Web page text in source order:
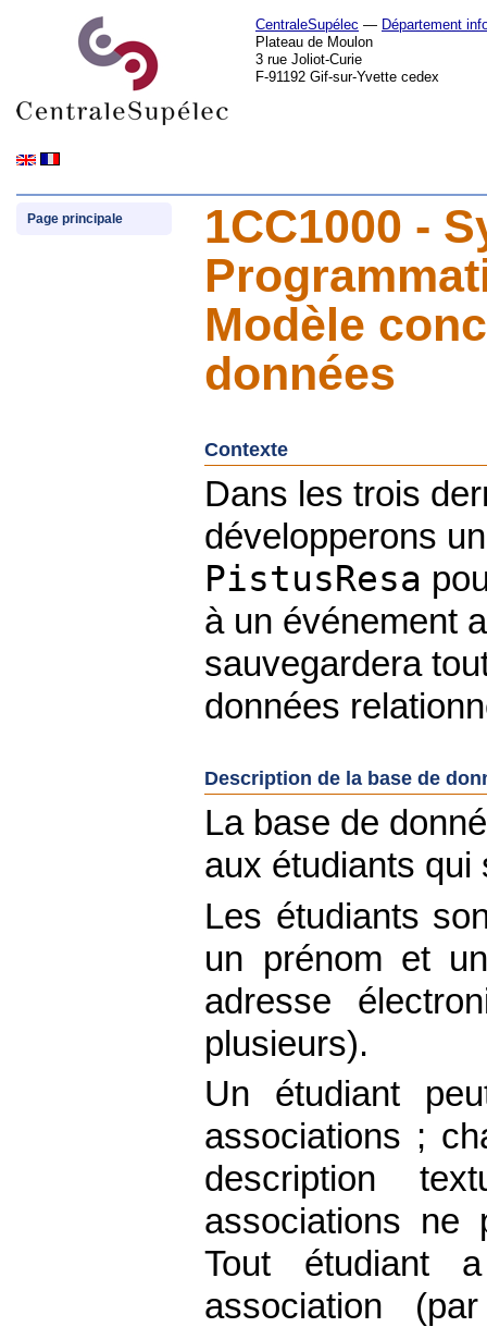
CentraleSupélec — Département
Plateau de Moulon
3 rue Joliot-Curie
F-91192 Gif-sur-Yvette cedex
Page principale
1CC1000 -
Modèle
données
Contexte
Dans les trois
développerons
PistusResa
à un événement
sauvegardera
données
Description de la base de
La base de
aux étudiants
Les étudiants
un prénom et
adresse
plusieurs).
Un étudiant
associations ;
description
associations ne
Tout étudiant
association